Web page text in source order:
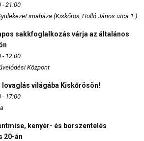
- 21:00
imaháza (Kiskőrös, Holló János utca 1.)
sakkfoglalkozás várja az általános
- 12:00
Központ
lovaglás világába Kiskőrösön!
- 17:00
kenyér- és borszentelés
20-án